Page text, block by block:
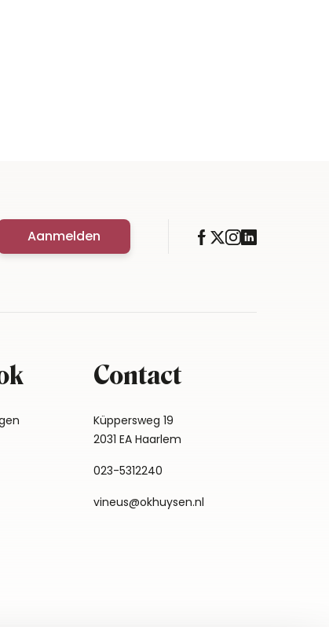
Aanmelden
Contact
Küppersweg 19
2031 EA Haarlem
023-5312240
vineus@okhuysen.nl